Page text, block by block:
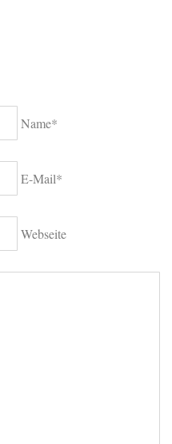
Name*
E-Mail*
Webseite